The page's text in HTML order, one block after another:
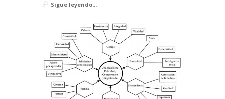
Sigue leyendo...